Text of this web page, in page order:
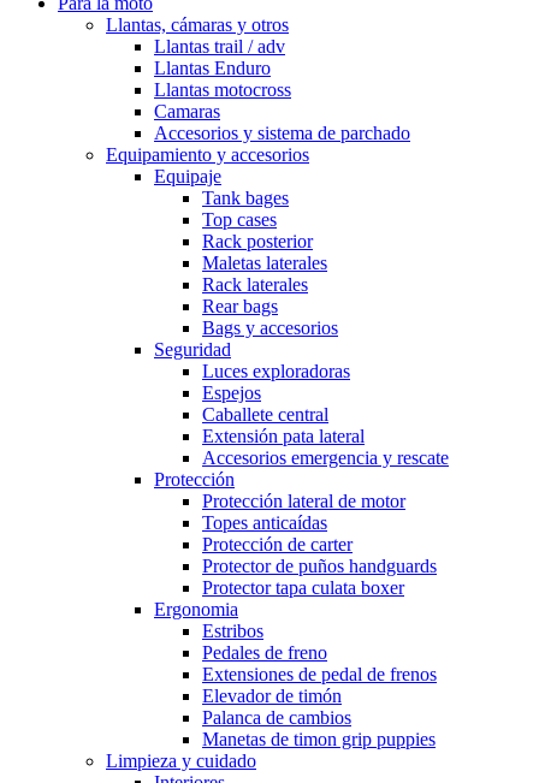
Llantas, cámaras y otros
Llantas trail / adv
Llantas Enduro
Llantas motocross
Camaras
Accesorios y sistema de parchado
Equipamiento y accesorios
Equipaje
Tank bages
Top cases
Rack posterior
Maletas laterales
Rack laterales
Rear bags
Bags y accesorios
Seguridad
Luces exploradoras
Espejos
Caballete central
Extensión pata lateral
Accesorios emergencia y rescate
Protección
Protección lateral de motor
Topes anticaídas
Protección de carter
Protector de puños handguards
Protector tapa culata boxer
Ergonomia
Estribos
Pedales de freno
Extensiones de pedal de frenos
Elevador de timón
Palanca de cambios
Manetas de timon grip puppies
Limpieza y cuidado